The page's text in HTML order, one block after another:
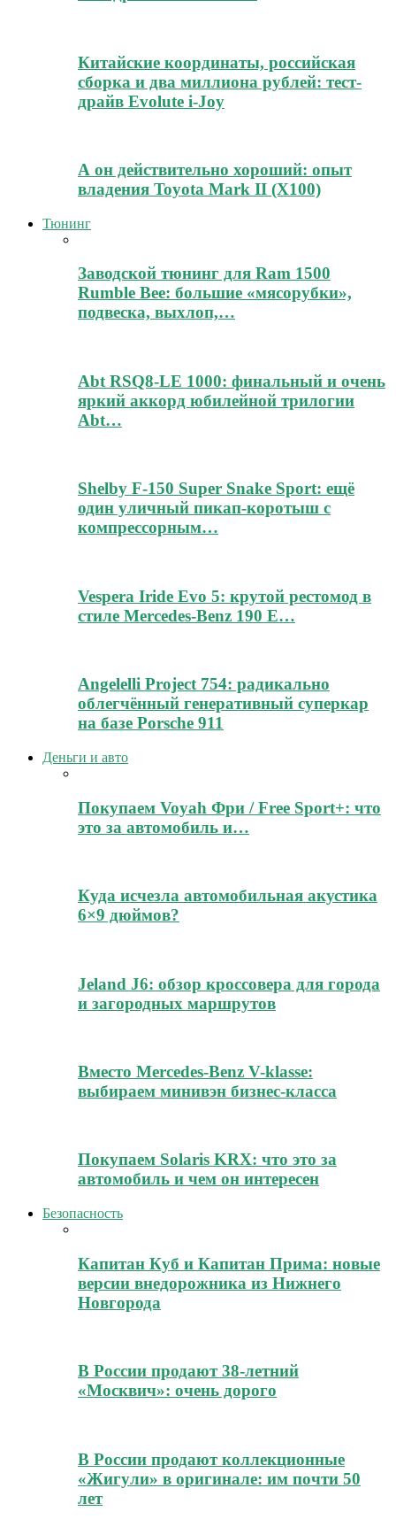
Китайские координаты, российская
сборка и два миллиона рублей: тест-
драйв Evolute i-Joy
А он действительно хороший: опыт
владения Toyota Mark II (Х100)
Тюнинг
Заводской тюнинг для Ram 1500
Rumble Bee: большие «мясорубки»,
подвеска, выхлоп,…
Abt RSQ8-LE 1000: финальный и очень
яркий аккорд юбилейной трилогии
Abt…
Shelby F-150 Super Snake Sport: ещё
один уличный пикап-коротыш с
компрессорным…
Vespera Iride Evo 5: крутой рестомод в
стиле Mercedes-Benz 190 E…
Angelelli Project 754: радикально
облегчённый генеративный суперкар
на базе Porsche 911
Деньги и авто
Покупаем Voyah Фри / Free Sport+: что
это за автомобиль и…
Куда исчезла автомобильная акустика
6×9 дюймов?
Jeland J6: обзор кроссовера для города
и загородных маршрутов
Вместо Mercedes-Benz V-klasse:
выбираем минивэн бизнес-класса
Покупаем Solaris KRX: что это за
автомобиль и чем он интересен
Безопасность
Капитан Куб и Капитан Прима: новые
версии внедорожника из Нижнего
Новгорода
В России продают 38-летний
«Москвич»: очень дорого
В России продают коллекционные
«Жигули» в оригинале: им почти 50
лет